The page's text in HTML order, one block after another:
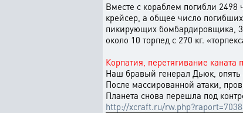
Вместе с кораблем погибли
крейсер, а общее число
пикирующих бомбардировщика, 3
около 10 торпед с 270 кг.
Корпатия, перетягивание каната
Наш бравый генерал Дьюк, опять
После массированной атаки,
Планета снова перешла под
http://xcraft.ru/